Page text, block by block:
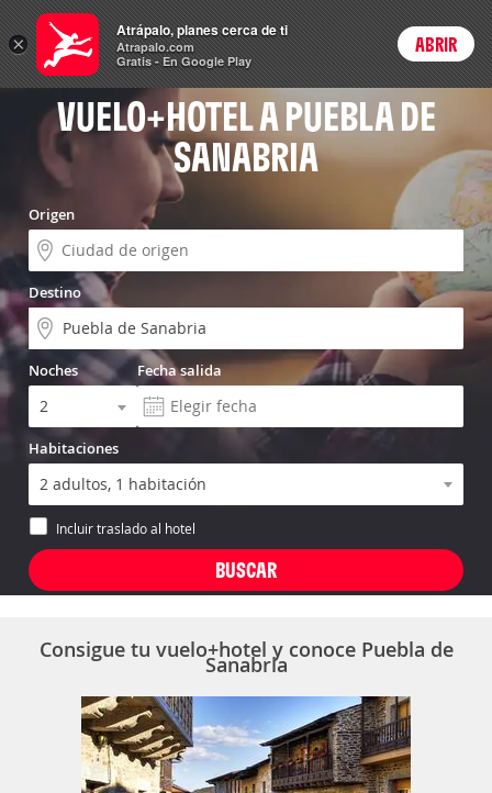
Vuelo+Hotel Precios enPeso
ARSCambiar moneda
Login
VUELO+HOTEL A PUEBLA DE
SANABRIA
Origen
Destino
Noches Fecha salida
Habitaciones
Incluir traslado al hotel
Consigue tu vuelo+hotel y conoce Puebla de
Sanabria
×
Atrápalo, planes cerca de ti
Atrapalo.com
Gratis - En Google Play
ABRIR